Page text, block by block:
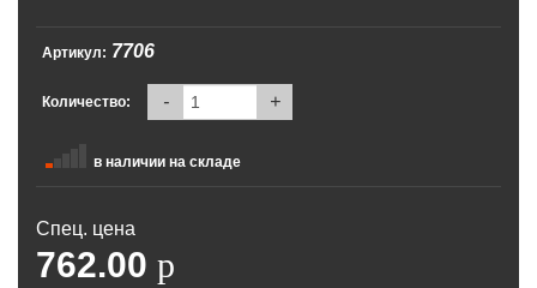
Артикул: 7706
Количество: - +
в наличии на складе
Спец. цена
762.00 p